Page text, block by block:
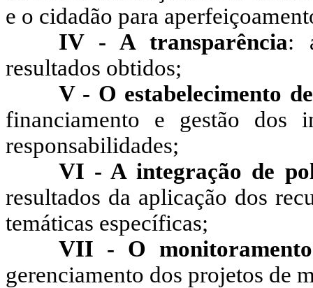
e o cidadão para
IV - A transparência:
resultados obtidos;
V - O estabelecimento
financiamento e gestão dos
responsabilidades;
VI - A integração de
resultados da aplicação dos
temáticas específicas;
VII - O
gerenciamento dos projetos de